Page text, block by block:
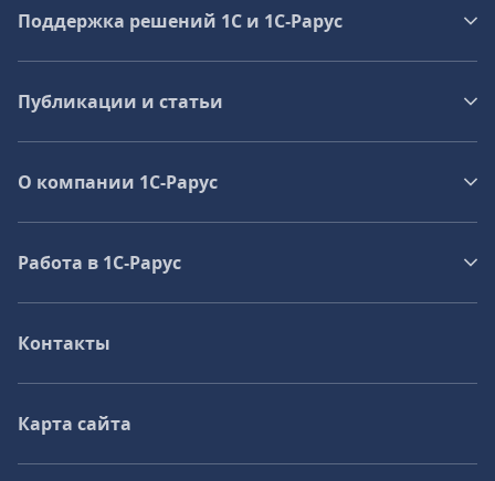
Поддержка решений 1С и 1С‑Рарус
Публикации и статьи
О компании 1C-Рарус
Работа в 1С‑Рарус
Контакты
Карта сайта